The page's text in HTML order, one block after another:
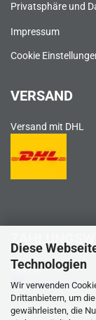
Diese
Technologien
Wir verwenden
Drittanbietern, um
gewährleisten, die
Privatsphäre und
Impressum
Cookie
VERSAND
Versand mit DHL
PayPal